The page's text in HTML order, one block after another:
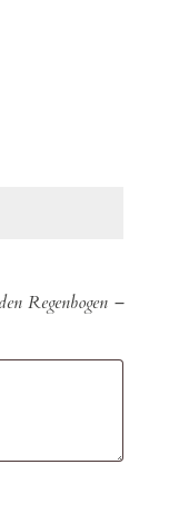
Regenbogen –